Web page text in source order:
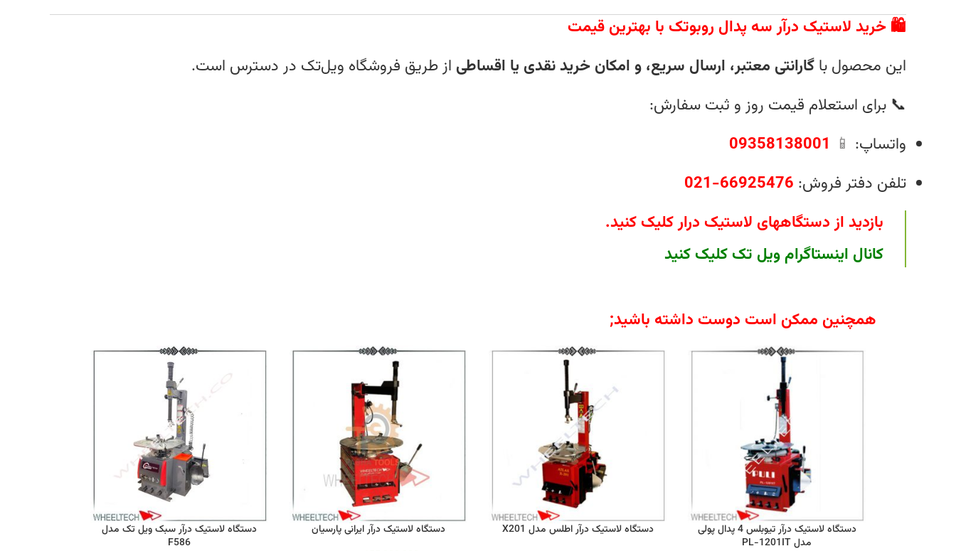
🛍️ خرید لاستیک درآر سه پدال روبوتک با بهترین قیمت
این محصول با گارانتی معتبر، ارسال سریع، و امکان خرید نقدی یا اقساطی از طریق فروشگاه ویل‌تک در دسترس است.
📞 برای استعلام قیمت روز و ثبت سفارش:
واتساپ: 📱
09358138001
تلفن دفتر فروش: 66925476-021
بازدید از دستگاههای لاستیک درار کلیک کنید.
کانال اینستاگرام ویل تک کلیک کنید
همچنین ممکن است دوست داشته باشید;
دستگاه لاستیک درآر تیوبلس 4 پدال پولی
مدل PL-1201IT
دستگاه لاستیک درآر اطلس مدل X201
دستگاه لاستیک درآر ایرانی پارسیان
دستگاه لاستیک درآر سبک ویل تک مدل
F586